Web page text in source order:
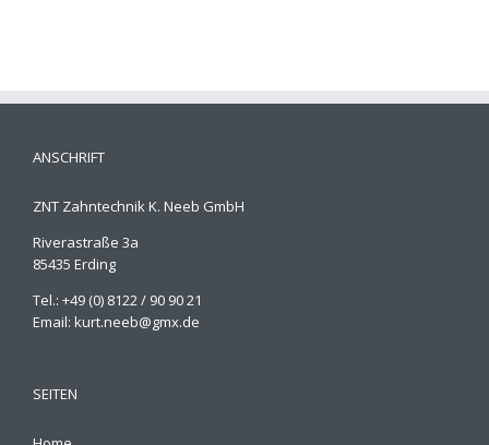
ANSCHRIFT
ZNT Zahntechnik K. Neeb GmbH
Riverastraße 3a
85435 Erding
Tel.: +49 (0) 8122 / 90 90 21
Email: kurt.neeb@gmx.de
SEITEN